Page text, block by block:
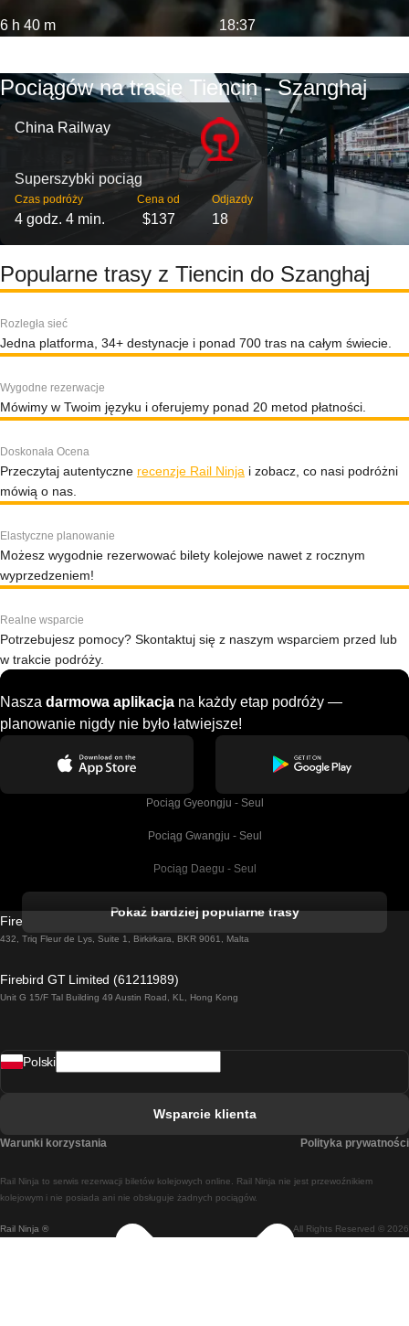
6 h 40 m 18:37
Pociągów na trasie Tiencin - Szanghaj
China Railway
Superszybki pociąg
Czas podróży
4 godz. 4 min.
Cena od
$137
Odjazdy
18
Popularne trasy z Tiencin do Szanghaj
Rozległa sieć
Jedna platforma, 34+ destynacje i ponad 700 tras na całym świecie.
Wygodne rezerwacje
Mówimy w Twoim języku i oferujemy ponad 20 metod płatności.
Doskonała Ocena
Przeczytaj autentyczne recenzje Rail Ninja i zobacz, co nasi podróżni
mówią o nas.
Elastyczne planowanie
Możesz wygodnie rezerwować bilety kolejowe nawet z rocznym
wyprzedzeniem!
Realne wsparcie
Potrzebujesz pomocy? Skontaktuj się z naszym wsparciem przed lub
w trakcie podróży.
Nasza darmowa aplikacja na każdy etap podróży —
planowanie nigdy nie było łatwiejsze!
Pociąg Gyeongju - Seul
Pociąg Gwangju - Seul
Pociąg Daegu - Seul
Pociąg Dublin - Galway
Pociąg Rzym - Neapol
Pociąg Madryt - Lizbona
Pociąg Madryt - Barcelona
Pokaż bardziej popularne trasy
Firebird GT Limited (OC 1451)
432, Triq Fleur de Lys, Suite 1, Birkirkara, BKR 9061, Malta
Firebird GT Limited (61211989)
Unit G 15/F Tal Building 49 Austin Road, KL, Hong Kong
Rail Ninja ® All Rights Reserved © 2026
Rail Ninja to serwis rezerwacji biletów kolejowych online. Rail Ninja nie jest przewoźnikiem
kolejowym i nie posiada ani nie obsługuje żadnych pociągów.
Polski
Wsparcie klienta
Warunki korzystania Polityka prywatności